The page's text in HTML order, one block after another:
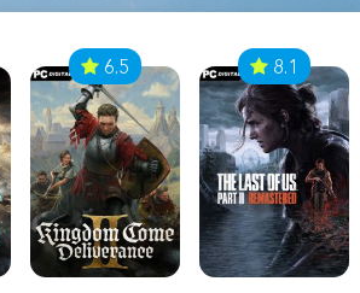
6.5 8.1